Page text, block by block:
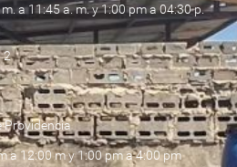
a 11:45 a. m. y 1:00 pm a 04:30 p.
2
Providencia
a 12:00 m y 1:00 pm a 4:00 pm